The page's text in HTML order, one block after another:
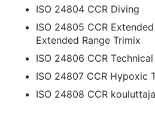
ISO 24804 CCR Diving
ISO 24805 CCR
Extended Range Trimix
ISO 24806 CCR
ISO 24807 CCR Hypoxic
ISO 24808 CCR